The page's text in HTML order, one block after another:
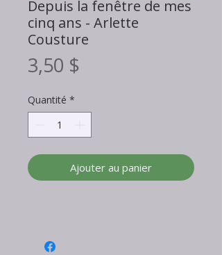
Depuis la fenêtre de mes
cinq ans - Arlette
Cousture
3,50 $
Quantité *
Ajouter au panier